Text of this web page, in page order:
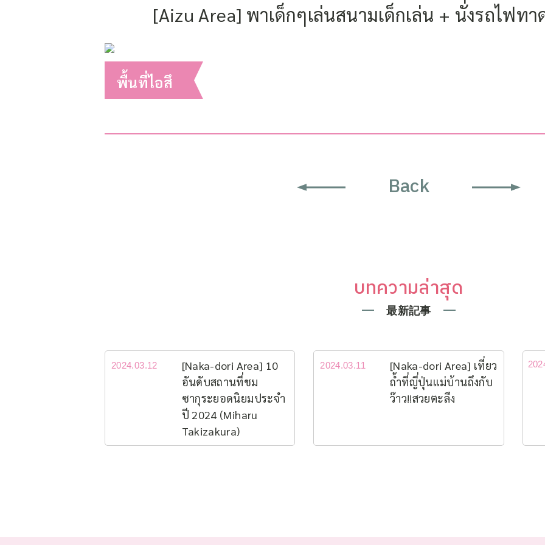
[Aizu Area] พาเด็กๆเล่นสนามเด็กเล่น + นั่งรถไฟท
พื้นที่ไอสึ
2022.10.05
Back
บทความล่าสุด
最新記事
2024.03.12
[Naka-dori Area] 10
อันดับสถานที่ชม
ซากุระยอดนิยม​ประจำ
ปี 2024 (Miharu
Takizakura)
2024.03.11
[Naka-dori Area] เที่ยว
ถ้ำที่ญี่ปุ่นแม่บ้านถึงกับ
ว๊าว!!สวยตะลึง